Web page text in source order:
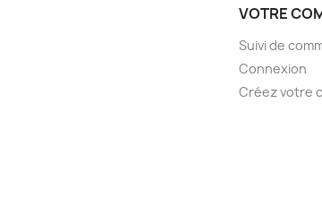
VOTRE
Suivi de
Connexion
Créez votre